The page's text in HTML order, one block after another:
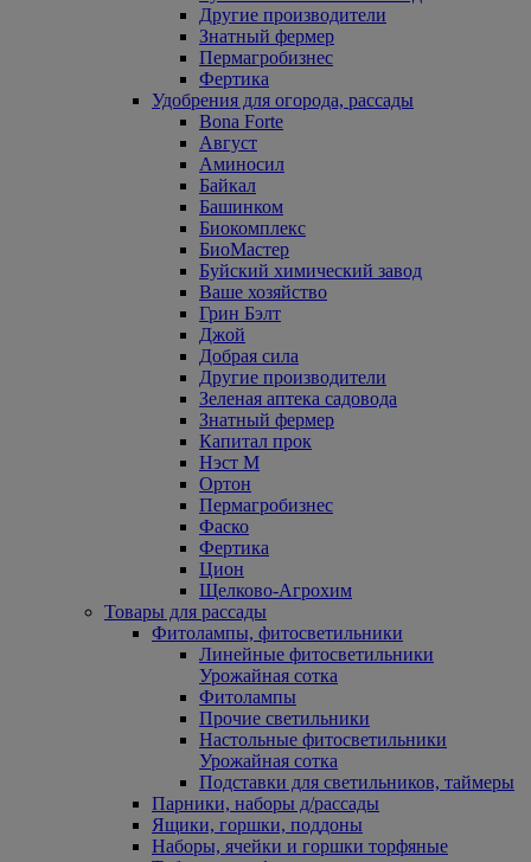
Другие производители
Знатный фермер
Пермагробизнес
Фертика
Удобрения для огорода, рассады
Bona Forte
Август
Аминосил
Байкал
Башинком
Биокомплекс
БиоМастер
Буйский химический завод
Ваше хозяйство
Грин Бэлт
Джой
Добрая сила
Другие производители
Зеленая аптека садовода
Знатный фермер
Капитал прок
Нэст М
Ортон
Пермагробизнес
Фаско
Фертика
Цион
Щелково-Агрохим
Товары для рассады
Фитолампы, фитосветильники
Линейные фитосветильники
Урожайная сотка
Фитолампы
Прочие светильники
Настольные фитосветильники
Урожайная сотка
Подставки для светильников, таймеры
Парники, наборы д/рассады
Ящики, горшки, поддоны
Наборы, ячейки и горшки торфяные